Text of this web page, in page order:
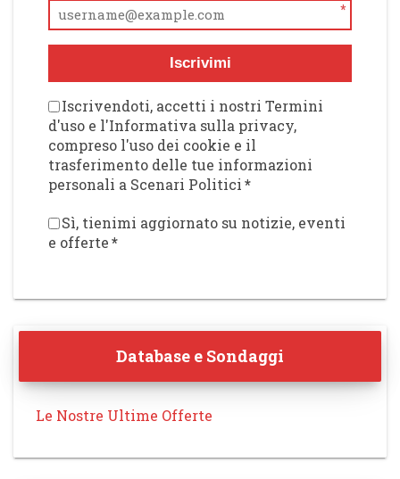
*
Iscrivimi
Iscrivendoti, accetti i nostri Termini
d'uso e l'Informativa sulla privacy,
compreso l'uso dei cookie e il
trasferimento delle tue informazioni
personali a Scenari Politici*
Sì, tienimi aggiornato su notizie, eventi
e offerte*
Database e Sondaggi
Le Nostre Ultime Offerte